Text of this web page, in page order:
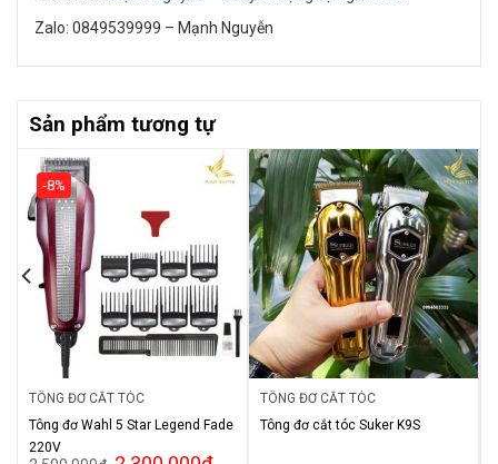
Zalo: 0849539999 – Mạnh Nguyễn
Sản phẩm tương tự
-8%
TÔNG ĐƠ CẮT TÓC
Tông đơ Wahl 5 Star Legend Fade
220V
TÔNG ĐƠ CẮT TÓC
Tông đơ cắt tóc Suker K9S